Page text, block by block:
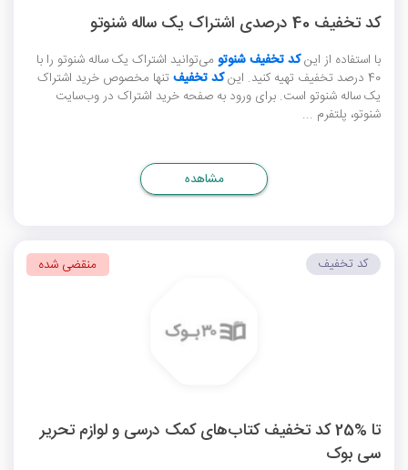
کد تخفیف 40 درصدی اشتراک یک ساله شنوتو
با استفاده از اینکد تخفیف شنوتو می‌توانید اشتراک یک ساله شنوتو را با
40 درصد تخفیف تهیه کنید. این
کد تخفیف تنها مخصوص خرید اشتراک
یک ساله شنوتو است. برای ورود به صفحه خرید اشتراک در وب‌سایت
شنوتو، پلتفرم ...
مشاهده
تا %25 کد تخفیف کتاب‌های کمک درسی و لوازم تحریر
سی بوک
کد تخفیف منقضی شده